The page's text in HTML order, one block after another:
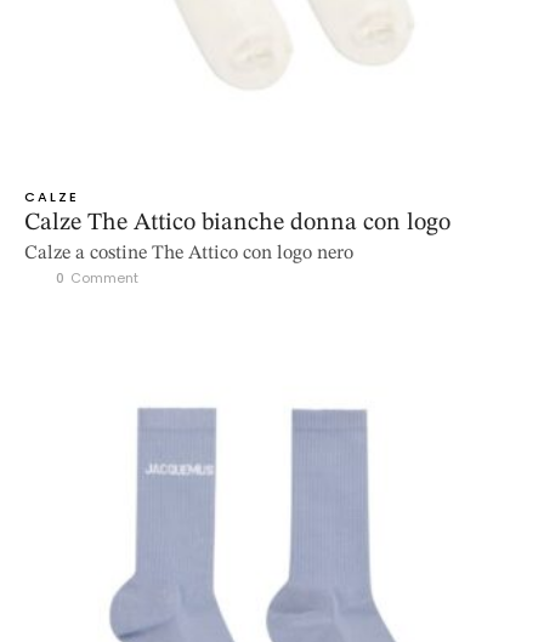
CALZE
Calze The Attico bianche donna con logo
Calze a costine The Attico con logo nero
0 Comment